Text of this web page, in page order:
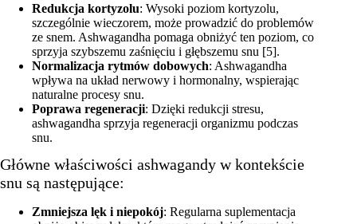
Redukcja kortyzolu: Wysoki poziom kortyzolu,
szczególnie wieczorem, może prowadzić do problemów
ze snem. Ashwagandha pomaga obniżyć ten poziom, co
sprzyja szybszemu zaśnięciu i głębszemu snu [5].
Normalizacja rytmów dobowych: Ashwagandha
wpływa na układ nerwowy i hormonalny, wspierając
naturalne procesy snu.
Poprawa regeneracji: Dzięki redukcji stresu,
ashwagandha sprzyja regeneracji organizmu podczas
snu.
Główne właściwości ashwagandy w kontekście
snu są następujące:
Zmniejsza lęk i niepokój: Regularna suplementacja